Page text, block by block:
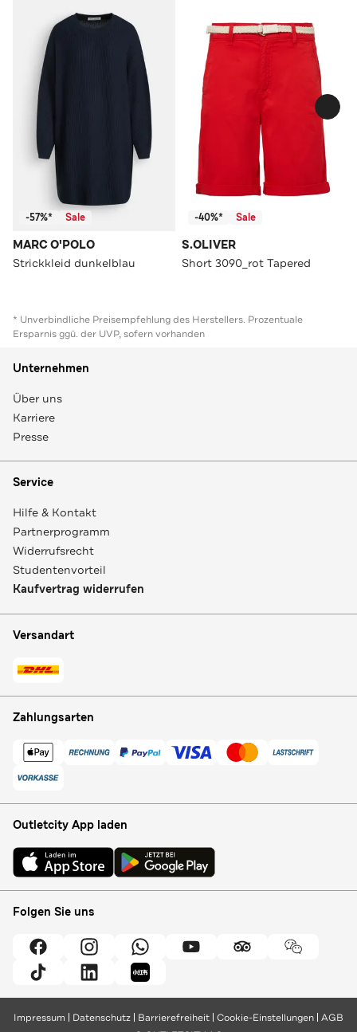
-57%* Sale
MARC O'POLO
Strickkleid dunkelblau
-40%* Sale
S.OLIVER
Short 3090_rot Tapered
* Unverbindliche Preisempfehlung des Herstellers. Prozentuale
Ersparnis ggü. der UVP, sofern vorhanden
Unternehmen
Über uns
Karriere
Presse
Service
Hilfe & Kontakt
Partnerprogramm
Widerrufsrecht
Studentenvorteil
Kaufvertrag widerrufen
Versandart
Zahlungsarten
Outletcity App laden
Folgen Sie uns
Impressum Datenschutz Barrierefreiheit Cookie-Einstellungen AGB